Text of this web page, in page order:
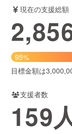
ーマンス
店
・ヘルスケア
現在の支援総額
95%
目標金額は
支援者数
159